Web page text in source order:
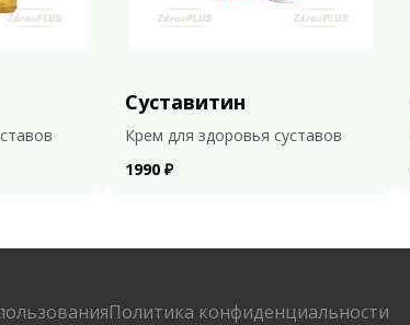
Суставитин
Крем для здоровья суставов
1990 ₽
Политика конфиденциальности